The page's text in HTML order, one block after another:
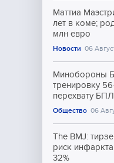
Маттиа
лет в коме;
млн евро
Новости 06
Минобороны
тренировку
перехвату
Общество 06
The BMJ:
риск инфаркта
32%